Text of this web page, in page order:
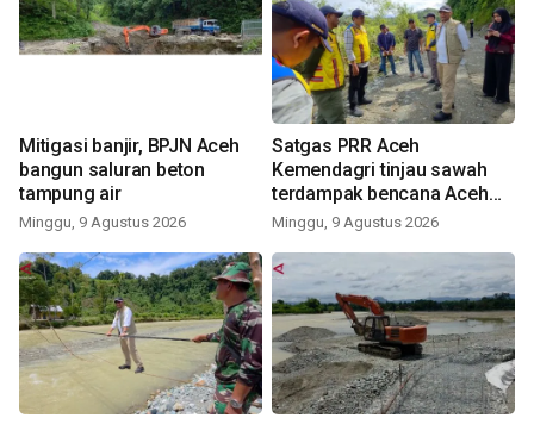
Mitigasi banjir, BPJN Aceh
bangun saluran beton
tampung air
Minggu, 9 Agustus 2026
Satgas PRR Aceh
Kemendagri tinjau sawah
terdampak bencana Aceh
Barat
Minggu, 9 Agustus 2026